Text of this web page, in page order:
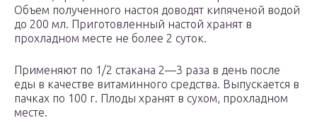
Объем полученного настоя доводят кипяченой водой
до 200 мл. Приготовленный настой хранят в
прохладном месте не более 2 суток.
Применяют по 1/2 стакана 2—3 раза в день после
еды в качестве витаминного средства. Выпускается в
пачках по 100 г. Плоды хранят в сухом, прохладном
месте.